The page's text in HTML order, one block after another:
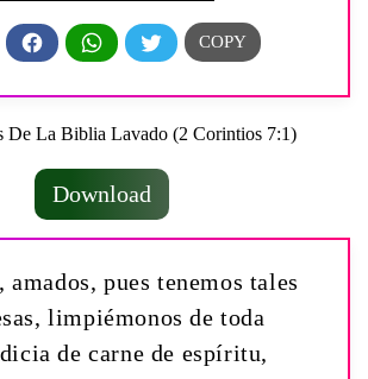
Download
amados, pues tenemos tales
limpiémonos de toda
de carne de espíritu,